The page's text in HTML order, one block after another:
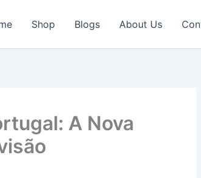
Shop Blogs About Us
A Nova